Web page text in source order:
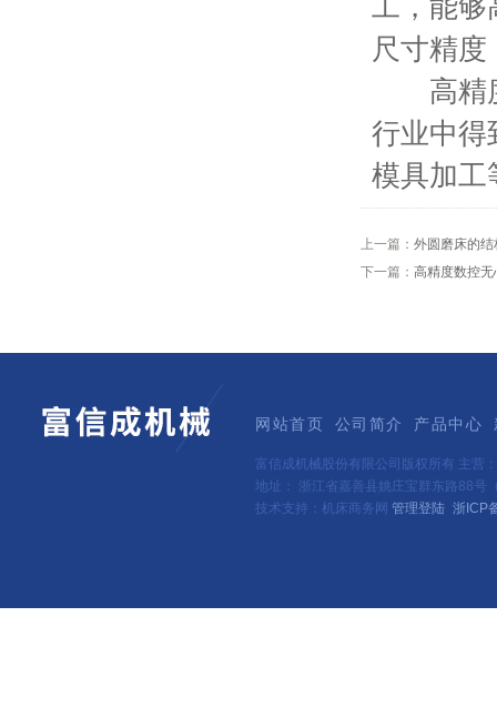
工，能够
尺寸精
高精度
行业中得
模具加工
上一篇： 外圆磨床的
下一篇： 高精度数控
网站首页 公司简介 产品中心
富信成机械股份有限公司版权所有 主营：
地址： 浙江省嘉善县姚庄宝群东路88号
技术支持：机床商务网 管理登陆 浙ICP